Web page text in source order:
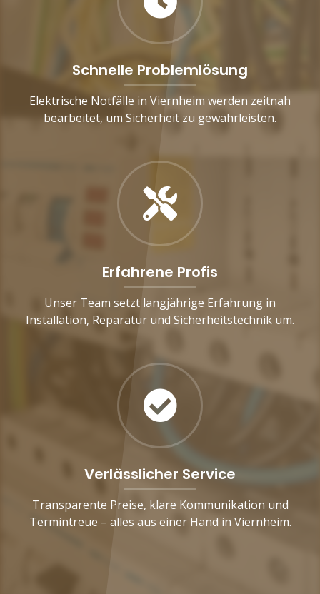
Schnelle Problemlösung
Elektrische Notfälle in Viernheim werden zeitnah
bearbeitet, um Sicherheit zu gewährleisten.
Erfahrene Profis
Unser Team setzt langjährige Erfahrung in
Installation, Reparatur und Sicherheitstechnik um.
Verlässlicher Service
Transparente Preise, klare Kommunikation und
Termintreue – alles aus einer Hand in Viernheim.